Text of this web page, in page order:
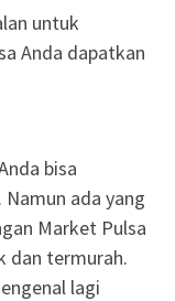
untuk
Anda dapatkan
bisa
ada yang
Market Pulsa
dan termurah.
lagi